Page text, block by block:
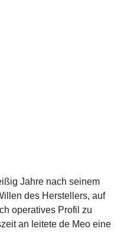
Jahre nach seinem
des Herstellers, auf
operatives Profil zu
an leitete de Meo eine